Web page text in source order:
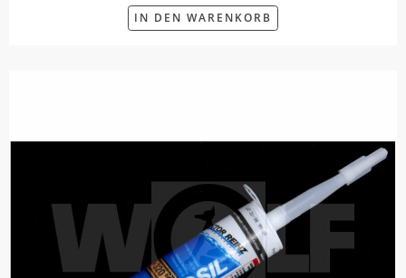
IN DEN WARENKORB